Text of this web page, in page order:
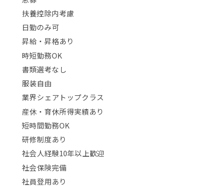
扶養控除内考慮
日勤のみ可
昇給・昇格あり
時短勤務OK
書類選考なし
服装自由
業界シェアトップクラス
産休・育休所得実績あり
短時間勤務OK
研修制度あり
社会人経験10年以上歓迎
社会保険完備
社員登用あり